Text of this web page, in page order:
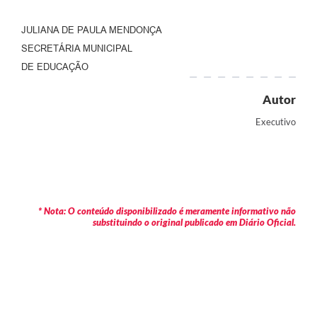
JULIANA DE PAULA MENDONÇA
SECRETÁRIA MUNICIPAL
DE EDUCAÇÃO
Autor
Executivo
* Nota: O conteúdo disponibilizado é meramente informativo não
substituindo o original publicado em Diário Oficial.